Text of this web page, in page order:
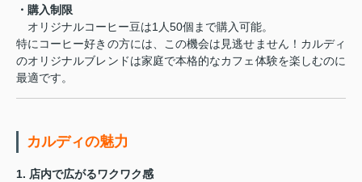
・購入制限
オリジナルコーヒー豆は1人50個まで購入可能。
特にコーヒー好きの方には、この機会は見逃せません！カルディ
のオリジナルブレンドは家庭で本格的なカフェ体験を楽しむのに
最適です。
カルディの魅力
1. 店内で広がるワクワク感